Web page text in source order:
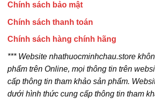
Chính sách bảo mật
Chính sách thanh toán
Chính sách hàng chính hãng
*** Website nhathuocminhchau.store
phẩm trên Online, mọi thông tin trên
cấp thông tin tham khảo sản phẩm.
dưới hình thức cung cấp thông tin tham